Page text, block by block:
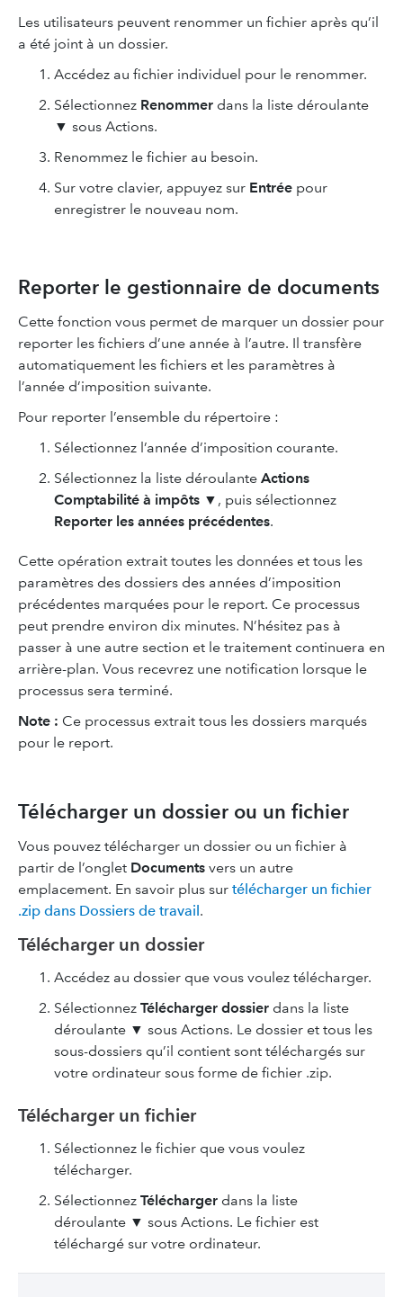
Les utilisateurs peuvent renommer un fichier après qu’il
a été joint à un dossier.
Accédez au fichier individuel pour le renommer.
Sélectionnez Renommer dans la liste déroulante
▼ sous Actions.
Renommez le fichier au besoin.
Sur votre clavier, appuyez sur Entrée pour
enregistrer le nouveau nom.
Reporter le gestionnaire de documents
Cette fonction vous permet de marquer un dossier pour
reporter les fichiers d’une année à l’autre. Il transfère
automatiquement les fichiers et les paramètres à
l’année d’imposition suivante.
Pour reporter l’ensemble du répertoire :
Sélectionnez l’année d’imposition courante.
Sélectionnez la liste déroulante Actions
Comptabilité à impôts ▼, puis sélectionnez
Reporter les années précédentes.
Cette opération extrait toutes les données et tous les
paramètres des dossiers des années d’imposition
précédentes marquées pour le report. Ce processus
peut prendre environ dix minutes. N’hésitez pas à
passer à une autre section et le traitement continuera en
arrière-plan. Vous recevrez une notification lorsque le
processus sera terminé.
Note : Ce processus extrait tous les dossiers marqués
pour le report.
Télécharger un dossier ou un fichier
Vous pouvez télécharger un dossier ou un fichier à
partir de l’onglet Documents vers un autre
emplacement. En savoir plus sur télécharger un fichier
.zip dans Dossiers de travail .
Télécharger un dossier
Accédez au dossier que vous voulez télécharger.
Sélectionnez Télécharger dossier dans la liste
déroulante ▼ sous Actions. Le dossier et tous les
sous-dossiers qu’il contient sont téléchargés sur
votre ordinateur sous forme de fichier .zip.
Télécharger un fichier
Sélectionnez le fichier que vous voulez
télécharger.
Sélectionnez Télécharger dans la liste
déroulante ▼ sous Actions. Le fichier est
téléchargé sur votre ordinateur.